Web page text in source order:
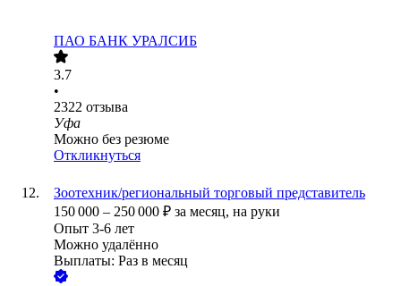
ПАО БАНК УРАЛСИБ
3.7
•
2322 отзыва
Уфа
Можно без резюме
Откликнуться
Зоотехник/региональный торговый представитель
150 000 – 250 000 ₽ за месяц, на руки
Опыт 3-6 лет
Можно удалённо
Выплаты: Раз в месяц